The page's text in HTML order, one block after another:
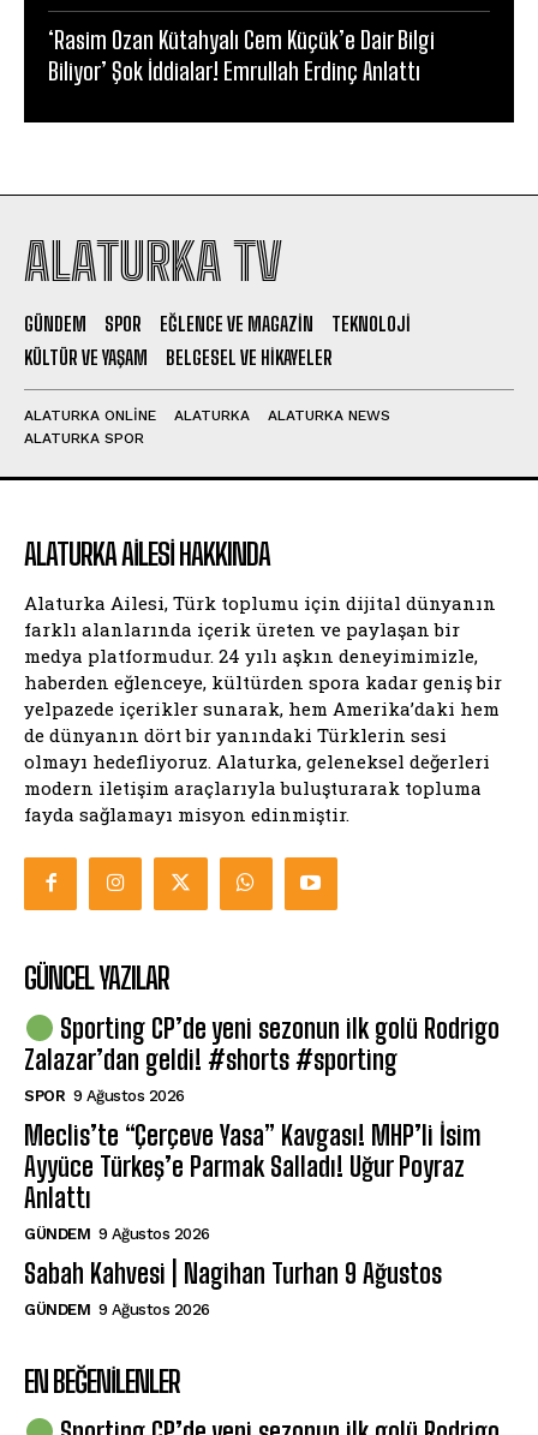
‘Rasim Ozan Kütahyalı Cem Küçük’e Dair Bilgi
Biliyor’ Şok İddialar! Emrullah Erdinç Anlattı
ALATURKA TV
GÜNDEM SPOR EĞLENCE VE MAGAZIN
TEKNOLOJI
KÜLTÜR VE YAŞAM
BELGESEL VE HIKAYELER
ALATURKA ONLINE ALATURKA
ALATURKA NEWS
ALATURKA SPOR
ALATURKA AILESI HAKKINDA
Alaturka Ailesi, Türk toplumu için dijital dünyanın
farklı alanlarında içerik üreten ve paylaşan bir
medya platformudur. 24 yılı aşkın deneyimimizle,
haberden eğlenceye, kültürden spora kadar geniş bir
yelpazede içerikler sunarak, hem Amerika’daki hem
de dünyanın dört bir yanındaki Türklerin sesi
olmayı hedefliyoruz. Alaturka, geleneksel değerleri
modern iletişim araçlarıyla buluşturarak topluma
fayda sağlamayı misyon edinmiştir.
GÜNCEL YAZILAR
Sporting CP’de yeni sezonun ilk golü Rodrigo
Zalazar’dan geldi! #shorts #sporting
SPOR 9 Ağustos 2026
Meclis’te “Çerçeve Yasa” Kavgası! MHP’li İsim
Ayyüce Türkeş’e Parmak Salladı! Uğur Poyraz
Anlattı
GÜNDEM 9 Ağustos 2026
Sabah Kahvesi | Nagihan Turhan 9 Ağustos
GÜNDEM 9 Ağustos 2026
EN BEĞENILENLER